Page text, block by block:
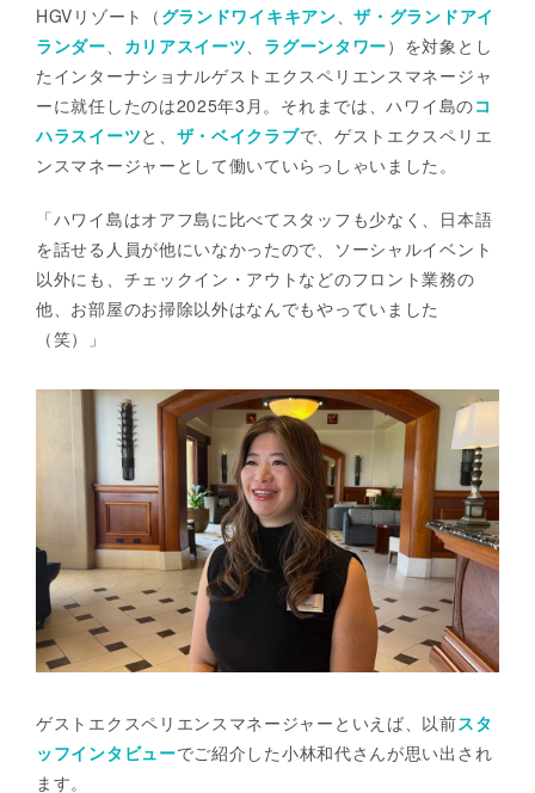
HGVリゾート（ グランドワイキキアン、ザ・グランドアイ
ランダー、 カリアスイーツ、 ラグーンタワー）を対象とし
たインターナショナルゲストエクスペリエンスマネージャ
ーに就任したのは2025年3月。それまでは、ハワイ島のコ
ハラスイーツと、 ザ・ベイクラブで、ゲストエクスペリエ
ンスマネージャーとして働いていらっしゃいました。
「ハワイ島はオアフ島に比べてスタッフも少なく、日本語
を話せる人員が他にいなかったので、ソーシャルイベント
以外にも、チェックイン・アウトなどのフロント業務の
他、お部屋のお掃除以外はなんでもやっていました
（笑）」
ゲストエクスペリエンスマネージャーといえば、以前スタ
ッフインタビューでご紹介した小林和代さんが思い出され
ます。